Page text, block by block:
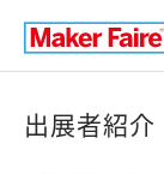
出展者紹介